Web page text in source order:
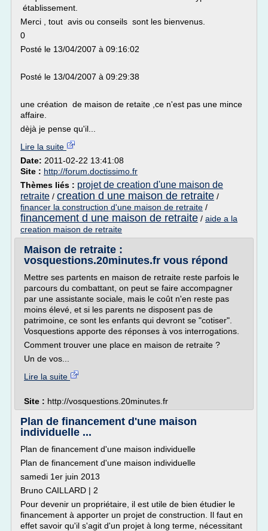
établissement.
Merci , tout avis ou conseils sont les bienvenus.
0
Posté le 13/04/2007 à 09:16:02
Posté le 13/04/2007 à 09:29:38
une création de maison de retaite ,ce n'est pas une mince
affaire.
dèjà je pense qu'il...
Lire la suite
Date: 2011-02-22 13:41:08
Site : http://forum.doctissimo.fr
Thèmes liés : projet de creation d'une maison de
retraite / creation d une maison de retraite /
financer la construction d'une maison de retraite /
financement d une maison de retraite / aide a la
creation maison de retraite
Maison de retraite :
vosquestions.20minutes.fr vous répond
Mettre ses partents en maison de retraite reste parfois le
parcours du combattant, on peut se faire accompagner
par une assistante sociale, mais le coût n'en reste pas
moins élevé, et si les parents ne disposent pas de
patrimoine, ce sont les enfants qui devront se "cotiser".
Vosquestions apporte des réponses à vos interrogations.
Comment trouver une place en maison de retraite ?
Un de vos...
Lire la suite
Site : http://vosquestions.20minutes.fr
Plan de financement d'une maison
individuelle ...
Plan de financement d'une maison individuelle
Plan de financement d'une maison individuelle
samedi 1er juin 2013
Bruno CAILLARD | 2
Pour devenir un propriétaire, il est utile de bien étudier le
financement à apporter un projet de construction. Il faut en
effet savoir qu'il s'agit d'un projet à long terme, nécessitant